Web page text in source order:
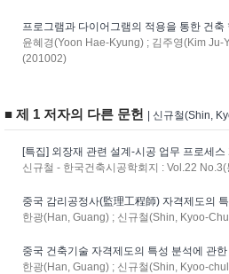
프로그램과 다이어그램의 적용을 통한 건축
윤혜경(Yoon Hae-Kyung) ; 김주영(Kim
(201002)
■ 제 1 저자의 다른 문헌 | 신규철(Shin,
[특집] 외장재 관련 설계-시공 업무 프로세스
신규철 - 한국건축시공학회지 : Vol.22
중국 감리공정사(監理工程師) 자격제도의
한광(Han, Guang) ; 신규철(Shin, Kyoo-
중국 건축기술 자격제도의 특성 분석에 관한
한광(Han, Guang) ; 신규철(Shin, Kyoo-